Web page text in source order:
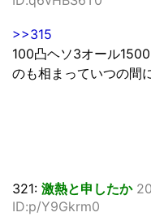
>>315
100凸ヘソ3オール
のも相まっていつの間
321: 激熱と申したか
ID:p/Y9Gkrm0